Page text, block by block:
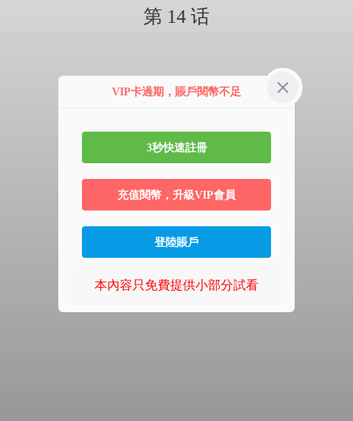
第 14 话
VIP卡過期，賬戶閱幣不足
3秒快速註冊
充值閱幣，升級VIP會員
登陸賬戶
本內容只免費提供小部分試看